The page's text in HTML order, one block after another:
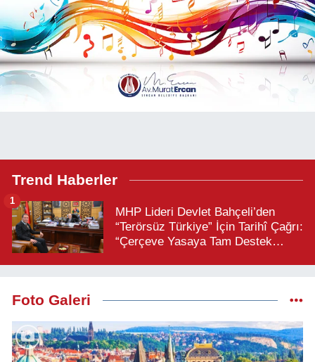
Trend Haberler
MHP Lideri Devlet Bahçeli’den
“Terörsüz Türkiye” İçin Tarihî Çağrı:
“Çerçeve Yasaya Tam Destek
1
Foto Galeri